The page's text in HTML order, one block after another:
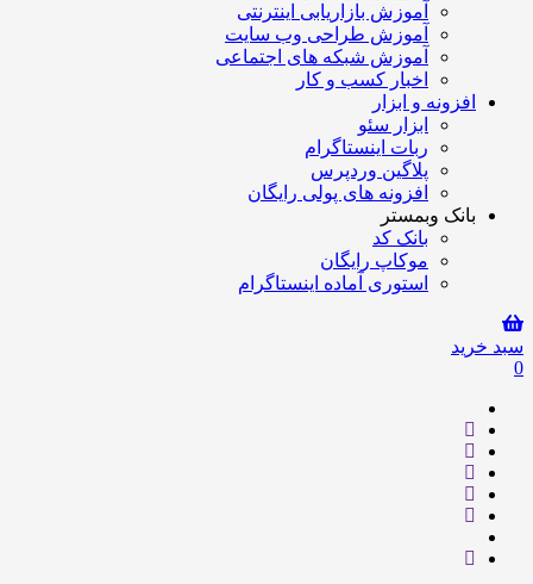
آموزش بازاریابی اینترنتی
آموزش طراحی وب سایت
آموزش شبکه های اجتماعی
اخبار کسب و کار
افزونه و ابزار
ابزار سئو
ربات اینستاگرام
پلاگین وردپرس
افزونه های پولی رایگان
بانک وبمستر
بانک کد
موکاپ رایگان
استوری آماده اینستاگرام
سبد خرید
0